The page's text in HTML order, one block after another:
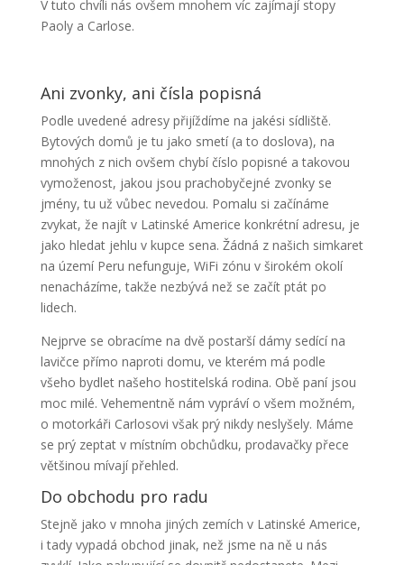
V tuto chvíli nás ovšem mnohem víc zajímají stopy
Paoly a Carlose.
Ani zvonky, ani čísla popisná
Podle uvedené adresy přijíždíme na jakési sídliště.
Bytových domů je tu jako smetí (a to doslova), na
mnohých z nich ovšem chybí číslo popisné a takovou
vymoženost, jakou jsou prachobyčejné zvonky se
jmény, tu už vůbec nevedou. Pomalu si začínáme
zvykat, že najít v Latinské Americe konkrétní adresu, je
jako hledat jehlu v kupce sena. Žádná z našich simkaret
na území Peru nefunguje, WiFi zónu v širokém okolí
nenacházíme, takže nezbývá než se začít ptát po
lidech.
Nejprve se obracíme na dvě postarší dámy sedící na
lavičce přímo naproti domu, ve kterém má podle
všeho bydlet našeho hostitelská rodina. Obě paní jsou
moc milé. Vehementně nám vypráví o všem možném,
o motorkáři Carlosovi však prý nikdy neslyšely. Máme
se prý zeptat v místním obchůdku, prodavačky přece
většinou mívají přehled.
Do obchodu pro radu
Stejně jako v mnoha jiných zemích v Latinské Americe,
i tady vypadá obchod jinak, než jsme na ně u nás